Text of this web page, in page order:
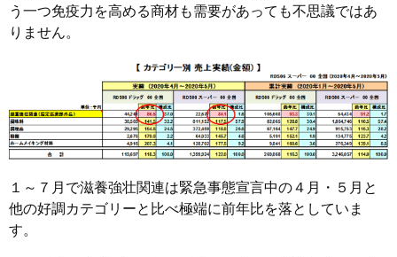
う一つ免疫力を高める商材も需要があっても不思議ではあ
りません。
１～７月で滋養強壮関連は緊急事態宣言中の４月・５月と
他の好調カテゴリーと比べ極端に前年比を落としていま
す。